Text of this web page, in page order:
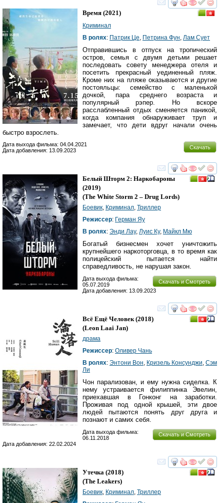
смотреть
Время (2021)
Криминал
В ролях: Патрик Це Петрина Фун Лам Сует
Отправившись в отпуск на тропический
остров, семья с двумя детьми решает
последовать совету менеджера отеля и
посетить прекрасный уединенный пляж.
Кроме них на пляже оказываются и другие
постояльцы: семейство с маленькой
дочкой, пара среднего возраста и
популярный рэпер. Но вскоре
расслабленный отдых сменяется паникой,
когда компания обнаруживает труп и
замечает, что дети вдруг начали очень
быстро взрослеть.
Скачать
Дата выхода фильма: 04.04.2021
Дата добавления: 13.09.2023
смотреть
Белый Шторм 2: Наркобароны
(2019)
(The White Storm 2 – Drug Lords)
Боевик, Криминал, Триллер
Режиссер: Герман Яу
В ролях: Энди Лау, Луис Ку, Майкл Мю
Богатый бизнесмен хочет уничтожить
крупнейшего наркоторговца, в то время как
полицейский пытается найти
справедливость, не нарушая закон.
Скачать и Смотреть
Дата выхода фильма:
05.07.2019
Дата добавления: 13.09.2023
смотреть
Всё Ещё Человек(2018)
(Leon Laai Jan)
драма
Режиссер: Оливер Чань
В ролях: Энтони Вон, Кризель Консунджи, Сэм
Ли
Чон парализован, и ему нужна сиделка. К
нему устраивается филиппинка Эвелин,
приехавшая в Гонконг на заработки.
Проживая под одной крышей, эти двое
людей пытаются понять друг друга и
познают и самих себя.
Скачать и Смотреть
Дата выхода фильма:
06.11.2018
Дата добавления: 22.02.2024
смотреть
Утечка (2018)
(The Leakers)
Боевик, Криминал, Триллер